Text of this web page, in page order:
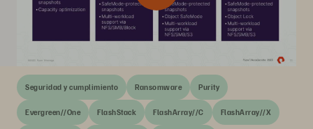
Seguridad y cumplimiento Ransomware Purity
Evergreen//One FlashStack FlashArray//C FlashArray//X